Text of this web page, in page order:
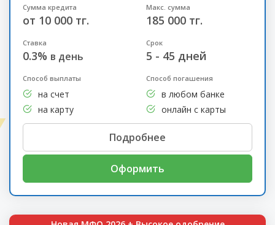
Сумма кредита
от 10 000 тг.
Макс. сумма
185 000 тг.
Ставка
0.3% в день
Срок
5 - 45 дней
Способ выплаты
на счет
на карту
Способ погашения
в любом банке
онлайн с карты
Подробнее
Оформить